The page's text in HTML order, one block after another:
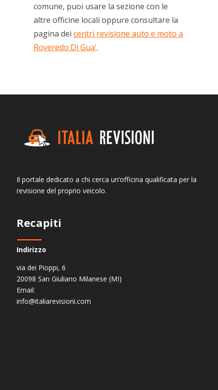
comune, puoi usare la sezione con le
altre officine locali oppure consultare la
pagina deicentri revisione auto e moto a
Roveredo Di Gua'.
Il portale dedicato a chi cerca un’officina qualificata per la
revisione del proprio veicolo.
Recapiti
Indirizzo
via dei Pioppi, 6
20098 San Giuliano Milanese (MI)
Email:
info@italiarevisioni.com